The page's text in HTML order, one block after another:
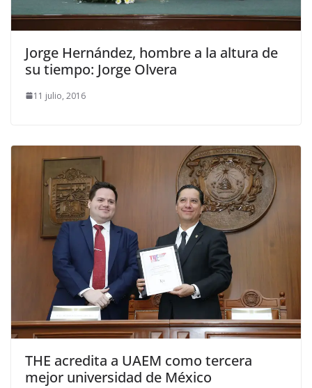
Jorge Hernández, hombre a la altura de
su tiempo: Jorge Olvera
11 julio, 2016
THE acredita a UAEM como tercera
mejor universidad de México